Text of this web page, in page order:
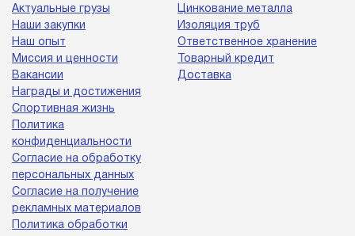
Актуальные грузы
Наши закупки
Наш опыт
Миссия и ценности
Вакансии
Награды и достижения
Спортивная жизнь
Политика
конфиденциальности
Согласие на обработку
персональных данных
Согласие на получение
рекламных материалов
Политика обработки
Цинкование металла
Изоляция труб
Ответственное хранение
Товарный кредит
Доставка